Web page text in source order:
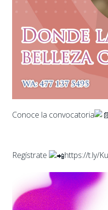
Conoce la convocatoria
Regístrate https://t.ly/